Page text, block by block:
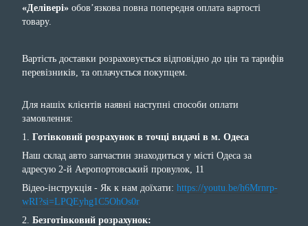
«Делівері» обов’язкова повна попередня оплата вартості
товару.
Вартість доставки розраховується відповідно до цін та тарифів
перевізників, та оплачується покупцем.
Для нашіх клієнтів наявні наступні способи оплати
замовлення:
1. Готівковий розрахунок в точці видачі в м. Одеса
Наш склад авто запчастин знаходиться у місті Одеса за
адресую 2-й Аеропортовський провулок, 11
Відео-інструкція - Як к нам доїхати: https://youtu.be/h6Mrnrp-
wRI?si=LPQEyhg1C5OhOs0r
2. Безготівковий розрахунок: